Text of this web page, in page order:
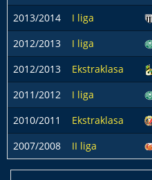
2013/2014
I liga
2012/2013
I liga
2012/2013
Ekstraklasa
2011/2012
I liga
2010/2011
Ekstraklasa
2007/2008
II liga